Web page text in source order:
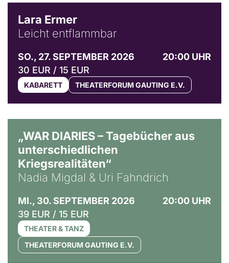
Lara Ermer
Leicht entflammbar
SO., 27. SEPTEMBER 2026
20:00 UHR
30 EUR / 15 EUR
KABARETT THEATERFORUM GAUTING E.V.
„WAR DIARIES – Tagebücher aus
unterschiedlichen
Kriegsrealitäten“
Nadia Migdal & Uri Fahndrich
MI., 30. SEPTEMBER 2026
20:00 UHR
39 EUR / 15 EUR
THEATER & TANZ
THEATERFORUM GAUTING E.V.